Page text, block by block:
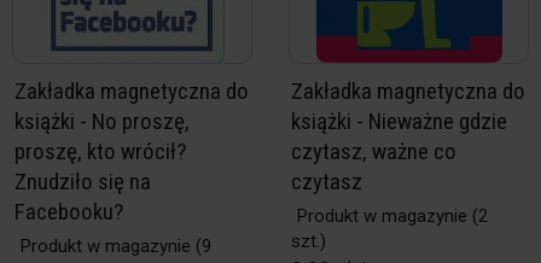
Zakładka magnetyczna do
książki - No proszę,
proszę, kto wrócił?
Znudziło się na
Facebooku?
Produkt w magazynie (9
Zakładka magnetyczna do
książki - Nieważne gdzie
czytasz, ważne co
czytasz
Produkt w magazynie (2
szt.)